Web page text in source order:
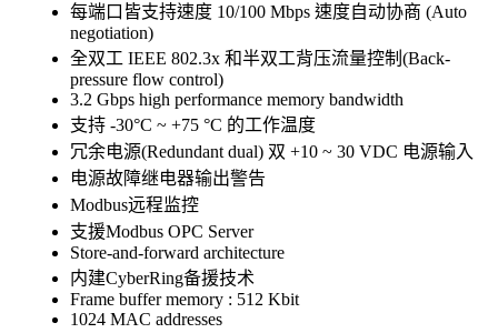
每端口皆支持速度 10/100 Mbps 速度自动协商 (Auto
negotiation)
全双工 IEEE 802.3x 和半双工背压流量控制(Back-
pressure flow control)
3.2 Gbps high performance memory bandwidth
支持 -30°C ~ +75 °C 的工作温度
冗余电源(Redundant dual) 双 +10 ~ 30 VDC 电源输入
电源故障继电器输出警告
Modbus远程监控
支援Modbus OPC Server
Store-and-forward architecture
内建CyberRing备援技术
Frame buffer memory : 512 Kbit
1024 MAC addresses